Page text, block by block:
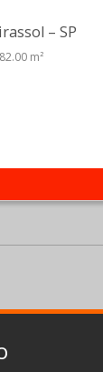
– SP
82.00 m²